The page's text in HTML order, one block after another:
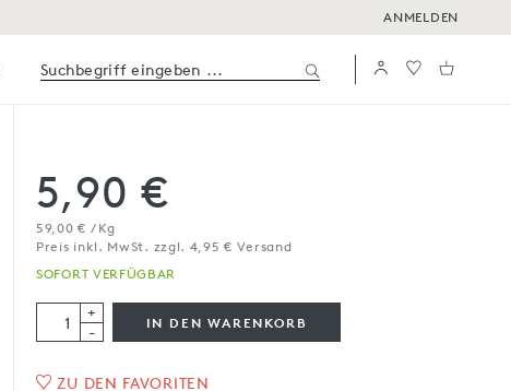
ANMELDEN
SOFORT VERFÜGBAR
5,90 €
59,00 € / Kg
Preis inkl. MwSt. zzgl. 4,95 € Versand
+
-
IN DEN WARENKORB
ZU DEN FAVORITEN